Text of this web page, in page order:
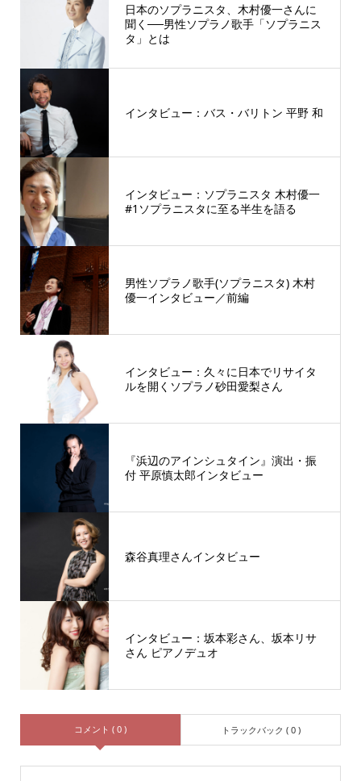
日本のソプラニスタ、木村優一さんに
聞く──男性ソプラノ歌手「ソプラニス
タ」とは
インタビュー：バス・バリトン 平野 和
インタビュー：ソプラニスタ 木村優一
#1ソプラニスタに至る半生を語る
男性ソプラノ歌手(ソプラニスタ) 木村
優一インタビュー／前編
インタビュー：久々に日本でリサイタ
ルを開くソプラノ砂田愛梨さん
『浜辺のアインシュタイン』演出・振
付 平原慎太郎インタビュー
森谷真理さんインタビュー
インタビュー：坂本彩さん、坂本リサ
さん ピアノデュオ
コメント ( 0 ) トラックバック ( 0 )